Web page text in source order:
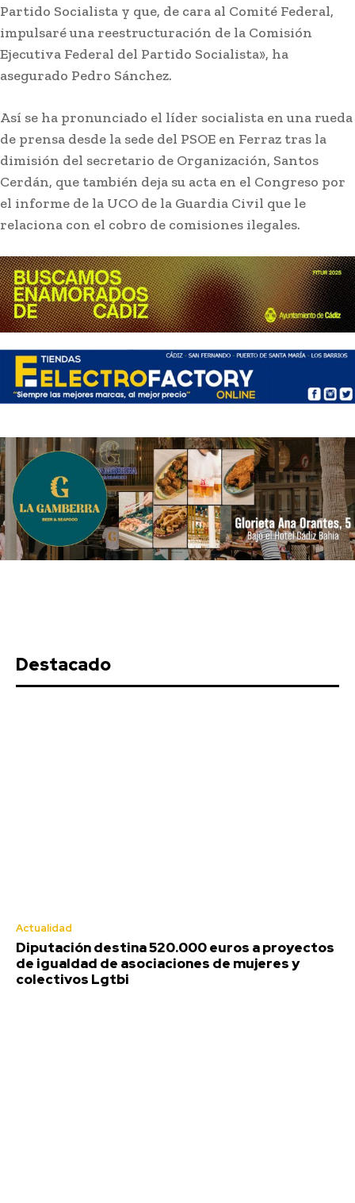
Lo más leído
Actualidad
Diputación destina 520.000 euros a proyectos
de igualdad de asociaciones de mujeres y
colectivos Lgtbi
Actualidad
with our subscription deal!
Partido Socialista y que, de cara al Comité Federal,
impulsaré una reestructuración de la Comisión
Ejecutiva Federal del Partido Socialista», ha
asegurado Pedro Sánchez.
Así se ha pronunciado el líder socialista en una rueda
de prensa desde la sede del PSOE en Ferraz tras la
dimisión del secretario de Organización, Santos
Cerdán, que también deja su acta en el Congreso por
el informe de la UCO de la Guardia Civil que le
relaciona con el cobro de comisiones ilegales.
Destacado
Actualidad
Diputación destina 520.000 euros a proyectos
de igualdad de asociaciones de mujeres y
colectivos Lgtbi